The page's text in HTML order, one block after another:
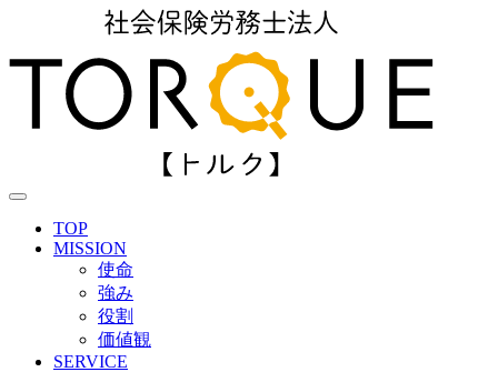
TOP
MISSION
使命
強み
役割
価値観
SERVICE